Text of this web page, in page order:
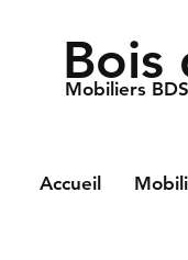
Bois
Mobiliers
Accueil